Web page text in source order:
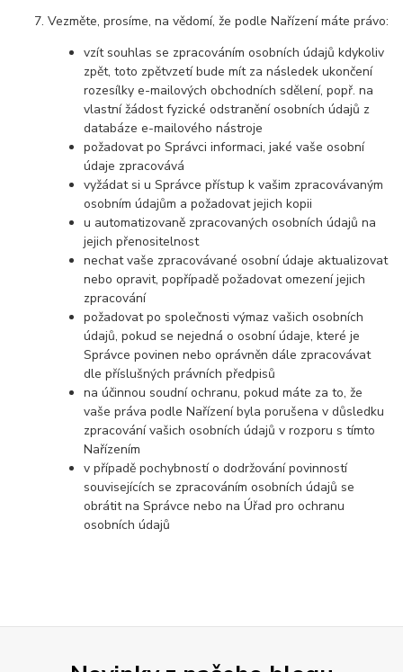
Vezměte, prosíme, na vědomí, že podle Nařízení máte právo:
vzít souhlas se zpracováním osobních údajů kdykoliv
zpět, toto zpětvzetí bude mít za následek ukončení
rozesílky e-mailových obchodních sdělení, popř. na
vlastní žádost fyzické odstranění osobních údajů z
databáze e-mailového nástroje
požadovat po Správci informaci, jaké vaše osobní
údaje zpracovává
vyžádat si u Správce přístup k vašim zpracovávaným
osobním údajům a požadovat jejich kopii
u automatizovaně zpracovaných osobních údajů na
jejich přenositelnost
nechat vaše zpracovávané osobní údaje aktualizovat
nebo opravit, popřípadě požadovat omezení jejich
zpracování
požadovat po společnosti výmaz vašich osobních
údajů, pokud se nejedná o osobní údaje, které je
Správce povinen nebo oprávněn dále zpracovávat
dle příslušných právních předpisů
na účinnou soudní ochranu, pokud máte za to, že
vaše práva podle Nařízení byla porušena v důsledku
zpracování vašich osobních údajů v rozporu s tímto
Nařízením
v případě pochybností o dodržování povinností
souvisejících se zpracováním osobních údajů se
obrátit na Správce nebo na Úřad pro ochranu
osobních údajů